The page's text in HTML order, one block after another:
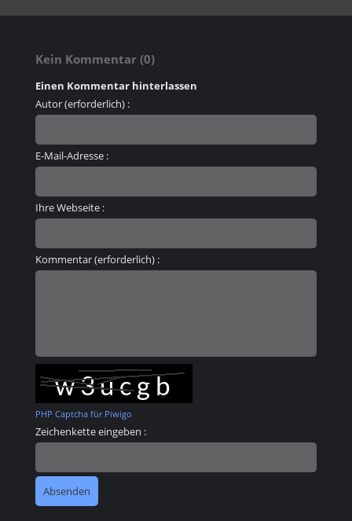
Kein Kommentar (0)
Einen Kommentar hinterlassen
Autor (erforderlich) :
E-Mail-Adresse :
Ihre Webseite :
Kommentar (erforderlich) :
PHP Captcha für Piwigo
Zeichenkette eingeben :